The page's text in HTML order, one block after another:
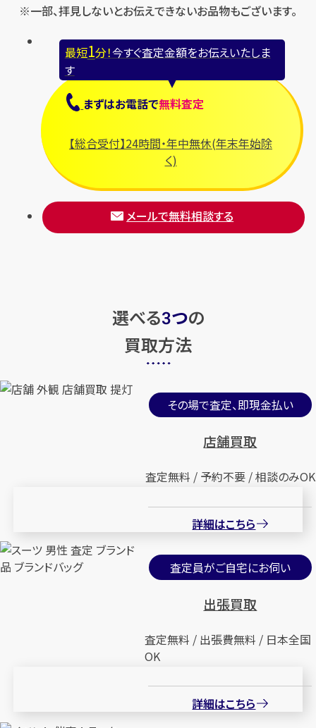
※一部、拝見しないとお伝えできないお品物もございます。
最短1分！今すぐ査定金額をお伝えいたしま
す
まずはお電話で無料査定
【総合受付】24時間・年中無休(年末年始除
く)
メールで無料相談する
選べる3つの
買取方法
その場で査定、即現金払い
店舗買取
査定無料 / 予約不要 / 相談のみOK
詳細はこちら
査定員がご自宅にお伺い
出張買取
査定無料 / 出張費無料 / 日本全国
OK
詳細はこちら